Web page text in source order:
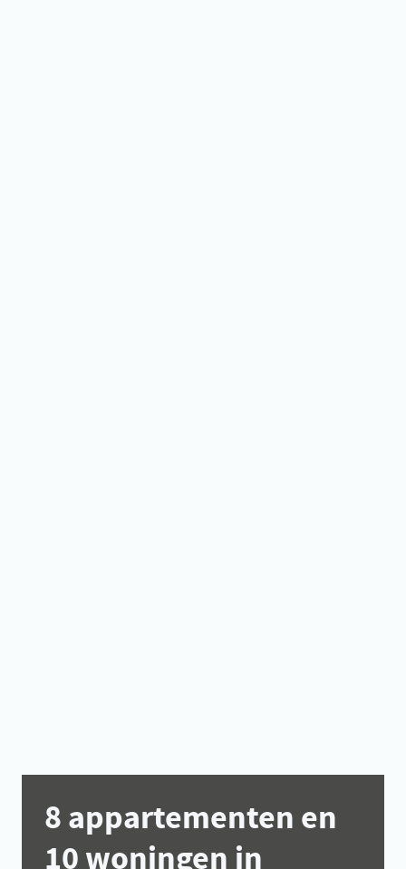
8 appartementen en
10 woningen in